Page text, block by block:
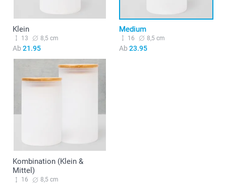
Klein
13 8,5 cm
Ab 21.95
Medium
16 8,5 cm
Ab 23.95
Kombination (Klein &
Mittel)
16 8,5 cm